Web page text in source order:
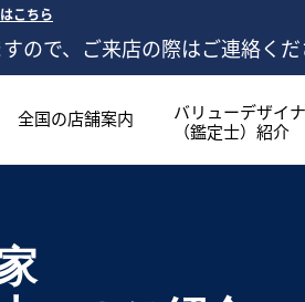
こちら
ので、ご来店の際はご連絡くだ
全国の店舗案内
バリューデザイ
（鑑定士）紹介